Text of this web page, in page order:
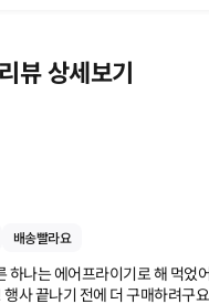
뷰 상세보기
배송빨라요
하나는 에어프라이기로 해 먹었
사 끝나기 전에 더 구매하려구